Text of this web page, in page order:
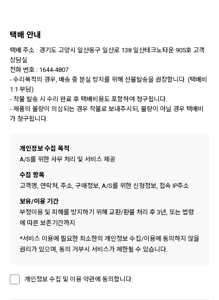
택배 안내
택배 주소 : 경기도 고양시 일산동구 일산로 138 일산테크노타운 905호 고객
상담실
전화 번호 : 1644-4807
- 수리목적의 경우, 배송 중 분실 방지를 위해 선불발송을 권장합니다. (택배비
1:1 부담)
- 착불 발송 시 수리 완료 후 택배비용도 포함하여 청구됩니다.
- 제품의 불량이 의심되는 경우 착불로 보내주시되, 불량이 아닐 경우 택배비
가 청구됩니다.
개인정보 수집 목적
A/S를 위한 사무 처리 및 서비스 제공
수집 항목
고객명, 연락처, 주소, 구매정보, A/S를 위한 신청정보, 접속 IP주소
보유/이용 기간
부정이용 및 피해를 방지하기 위해 교환/환불 처리 후 3년, 또는 법령
에 따른 보존기간까지
*서비스 이용에 필요한 최소한의 개인정보 수집/이용에 동의하지 않을
권리가 있으며, 동의 거부시 서비스가 제한될 수 있습니다.
개인정보 수집 및 이용 약관에 동의합니다.